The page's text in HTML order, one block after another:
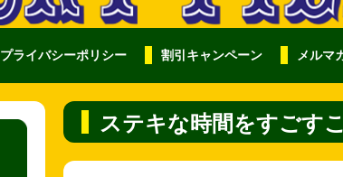
プライバシーポリシー 割引キャンペーン メルマ
ステキな時間をすごす